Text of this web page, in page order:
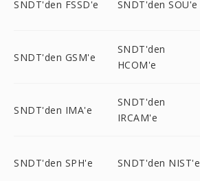
SNDT'den FSSD'e SNDT'den SOU'e
SNDT'den GSM'e
SNDT'den
HCOM'e
SNDT'den IMA'e
SNDT'den
IRCAM'e
SNDT'den SPH'e SNDT'den NIST'e